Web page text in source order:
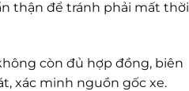
thận để tránh phải mất thời
còn đủ hợp đồng, biên
xác minh nguồn gốc xe.